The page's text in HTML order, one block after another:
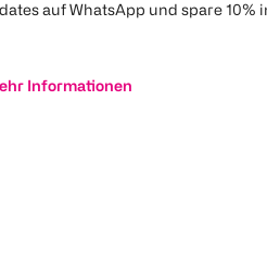
auf WhatsApp und spare 10%
Informationen